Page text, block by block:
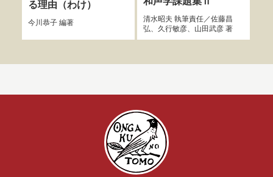
る理由（わけ）
今川恭子編著 清水昭夫 執筆責任／佐藤昌
弘、 久行敏彦、 山田武彦著